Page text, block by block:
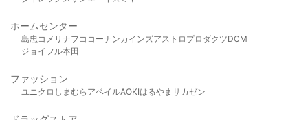
ホームセンター
島忠 コメリ ナフコ コーナンカインズアストロプロダクツDCM
ジョイフル本田
ファッション
ユニクロ しまむら アベイルAOKIはるやま サカゼン